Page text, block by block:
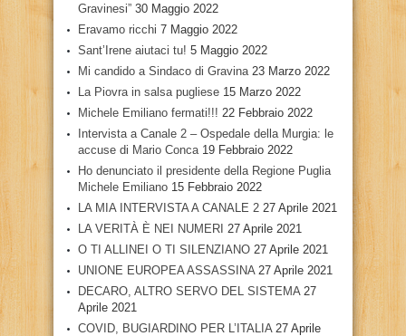
Gravinesi” 30 Maggio 2022
Eravamo ricchi 7 Maggio 2022
Sant’Irene aiutaci tu! 5 Maggio 2022
Mi candido a Sindaco di Gravina 23 Marzo 2022
La Piovra in salsa pugliese 15 Marzo 2022
Michele Emiliano fermati!!! 22 Febbraio 2022
Intervista a Canale 2 – Ospedale della Murgia: le
accuse di Mario Conca 19 Febbraio 2022
Ho denunciato il presidente della Regione Puglia
Michele Emiliano 15 Febbraio 2022
LA MIA INTERVISTA A CANALE 2 27 Aprile 2021
LA VERITÀ È NEI NUMERI 27 Aprile 2021
O TI ALLINEI O TI SILENZIANO 27 Aprile 2021
UNIONE EUROPEA ASSASSINA 27 Aprile 2021
DECARO, ALTRO SERVO DEL SISTEMA 27
Aprile 2021
COVID, BUGIARDINO PER L’ITALIA 27 Aprile